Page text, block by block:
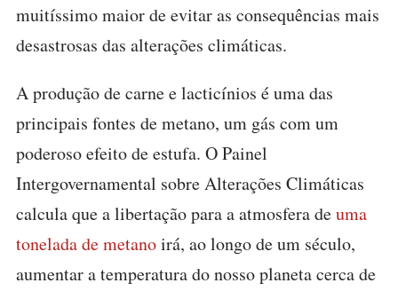
muitíssimo maior de evitar as consequências mais
desastrosas das alterações climáticas.
A produção de carne e lacticínios é uma das
principais fontes de metano, um gás com um
poderoso efeito de estufa. O Painel
Intergovernamental sobre Alterações Climáticas
calcula que a libertação para a atmosfera deuma
tonelada de metanoirá, ao longo de um século,
aumentar a temperatura do nosso planeta cerca de